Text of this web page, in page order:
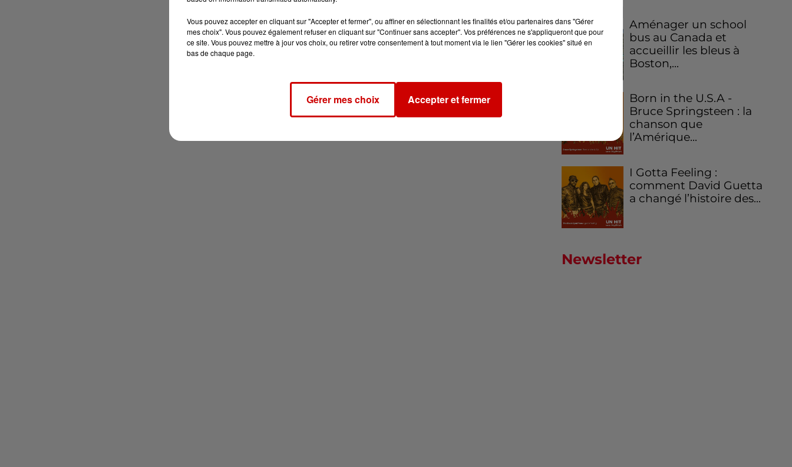
Aménager un school
bus au Canada et
accueillir les bleus à
Boston,...
Born in the U.S.A -
Bruce Springsteen : la
chanson que
l’Amérique...
I Gotta Feeling :
comment David Guetta
a changé l’histoire des...
Newsletter
Vous pouvez accepter en cliquant sur "Accepter et fermer", ou affiner en sélectionnant les finalités et/ou partenaires dans "Gérer
mes choix". Vous pouvez également refuser en cliquant sur "Continuer sans accepter". Vos préférences ne s'appliqueront que pour
ce site. Vous pouvez mettre à jour vos choix, ou retirer votre consentement à tout moment via le lien "Gérer les cookies" situé en
bas de chaque page.
Gérer mes choix Accepter et fermer